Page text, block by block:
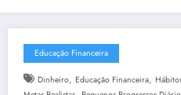
Educação Financeira
Dinheiro, Educação Financeira,